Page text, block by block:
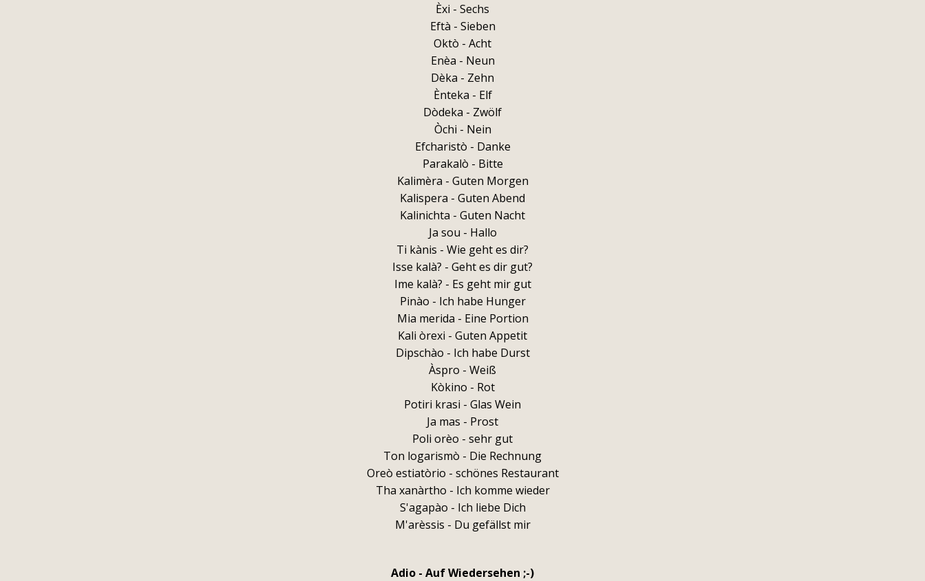
Èxi - Sechs
Eftà - Sieben
Oktò - Acht
Enèa - Neun
Dèka - Zehn
Ènteka - Elf
Dòdeka - Zwölf
Òchi - Nein
Efcharistò - Danke
Parakalò - Bitte
Kalimèra - Guten Morgen
Kalispera - Guten Abend
Kalinichta - Guten Nacht
Ja sou - Hallo
Ti kànis - Wie geht es dir?
Isse kalà? - Geht es dir gut?
Ime kalà? - Es geht mir gut
Pinào - Ich habe Hunger
Mia merida - Eine Portion
Kali òrexi - Guten Appetit
Dipschào - Ich habe Durst
Àspro - Weiß
Kòkino - Rot
Potiri krasi - Glas Wein
Ja mas - Prost
Poli orèo - sehr gut
Ton logarismò - Die Rechnung
Oreò estiatòrio - schönes Restaurant
Tha xanàrtho - Ich komme wieder
S'agapào - Ich liebe Dich
M'arèssis - Du gefällst mir
Adio - Auf Wiedersehen ;-)